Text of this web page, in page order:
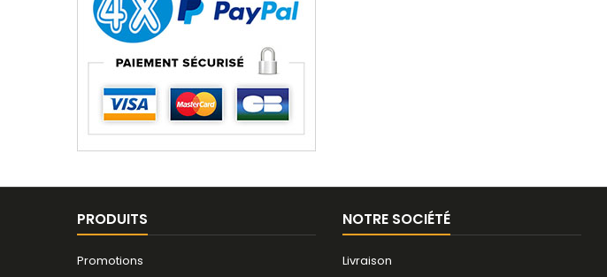
PRODUITS
Promotions
NOTRE SOCIÉTÉ
Livraison